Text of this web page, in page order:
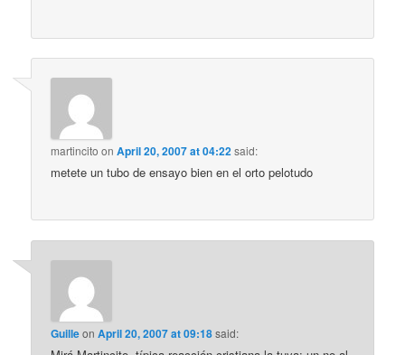
martincito onApril 20, 2007 at 04:22said:
metete un tubo de ensayo bien en el orto pelotudo
GuilleonApril 20, 2007 at 09:18said: